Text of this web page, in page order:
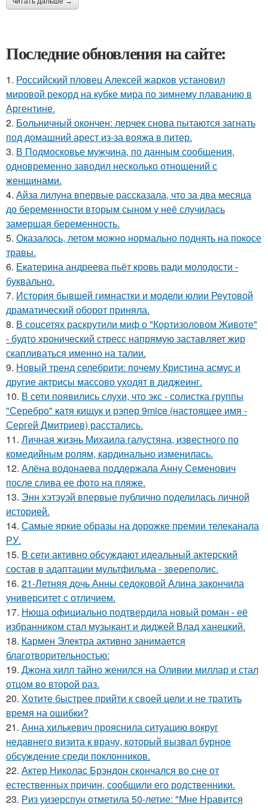
Последние обновления на сайте:
1. Российский пловец Алексей жарков установил
мировой рекорд на кубке мира по зимнему плаванию в
Аргентине.
2. Больничный окончен: лерчек снова пытаются загнать
под домашний арест из-за вояжа в питер.
3. В Подмосковье мужчина, по данным сообщения,
одновременно заводил несколько отношений с
женщинами.
4. Айза лилуна впервые рассказала, что за два месяца
до беременности вторым сыном у неё случилась
замершая беременность.
5. Оказалось, летом можно нормально поднять на покосе
травы.
6. Екатерина андреева пьёт кровь ради молодости -
буквально.
7. История бывшей гимнастки и модели юлии Реутовой
драматический оборот приняла.
8. В соцсетях раскрутили миф о "Кортизоловом Животе"
- будто хронический стресс напрямую заставляет жир
скапливаться именно на талии.
9. Новый тренд селебрити: почему Кристина асмус и
другие актрисы массово уходят в диджеинг.
10. В сети появились слухи, что экс - солистка группы
"Серебро" катя кищук и рэпер 9mice (настоящее имя -
Сергей Дмитриев) расстались.
11. Личная жизнь Михаила галустяна, известного по
комедийным ролям, кардинально изменилась.
12. Алёна водонаева поддержала Анну Семенович
после слива ее фото на пляже.
13. Энн хэтэуэй впервые публично поделилась личной
историей.
14. Самые яркие образы на дорожке премии телеканала
РУ.
15. В сети активно обсуждают идеальный актерский
состав в адаптации мультфильма - звереполис.
16. 21-Летняя дочь Анны седоковой Алина закончила
университет с отличием.
17. Нюша официально подтвердила новый роман - её
избранником стал музыкант и диджей Влад ханецкий.
18. Кармен Электра активно занимается
благотворительностью:
19. Джона хилл тайно женился на Оливии миллар и стал
отцом во второй раз.
20. Хотите быстрее прийти к своей цели и не тратить
время на ошибки?
21. Анна хилькевич прояснила ситуацию вокруг
недавнего визита к врачу, который вызвал бурное
обсуждение среди поклонников.
22. Актер Николас Брэндон скончался во сне от
естественных причин, сообщили его родственники.
23. Риз уизерспун отметила 50-летие: "Мне Нравится